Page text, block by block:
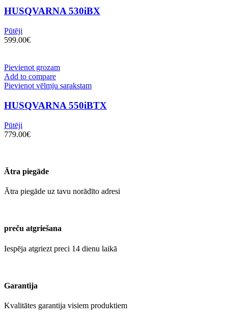
HUSQVARNA 530iBX
Pūtēji
599.00€
Pievienot grozam
Add to compare
Pievienot vēlmju sarakstam
HUSQVARNA 550iBTX
Pūtēji
779.00€
Ātra piegāde
Ātra piegāde uz tavu norādīto adresi
preču atgriešana
Iespēja atgriezt preci 14 dienu laikā
Garantija
Kvalitātes garantija visiem produktiem